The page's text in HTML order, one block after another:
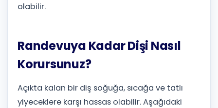
olabilir.
Randevuya Kadar Dişi Nasıl
Korursunuz?
Açıkta kalan bir diş soğuğa, sıcağa ve tatlı
yiyeceklere karşı hassas olabilir. Aşağıdaki